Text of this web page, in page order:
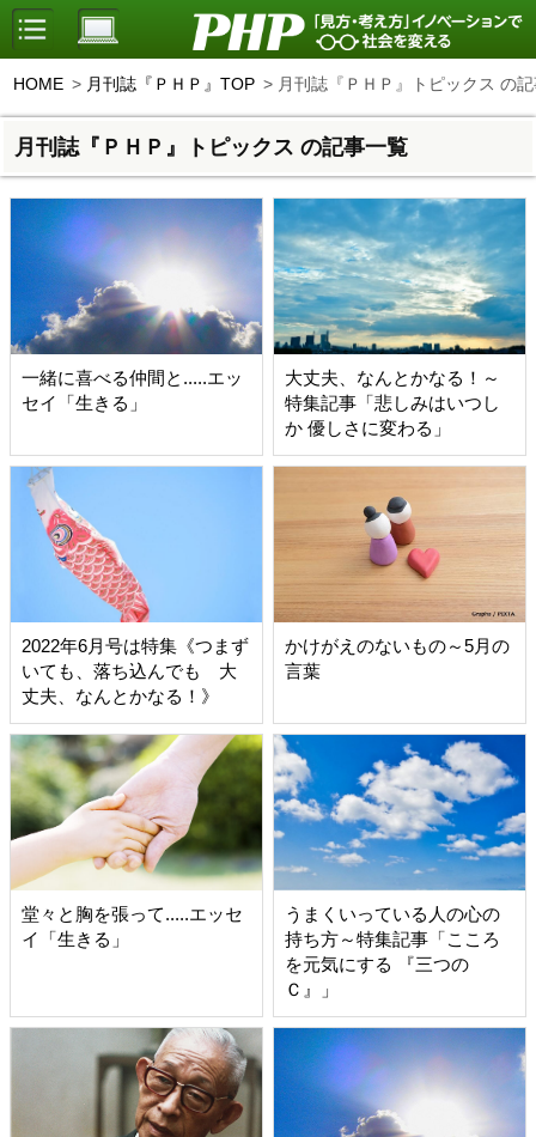
HOME 月刊誌『ＰＨＰ』TOP 月刊誌『ＰＨＰ』トピックス の
月刊誌『ＰＨＰ』トピックス の記事一覧
一緒に喜べる仲間と.....エッ
セイ「生きる」
大丈夫、なんとかなる！～
特集記事「悲しみはいつし
か 優しさに変わる」
2022年6月号は特集《つまず
いても、落ち込んでも 大
丈夫、なんとかなる！》
かけがえのないもの～5月の
言葉
堂々と胸を張って.....エッセ
イ「生きる」
うまくいっている人の心の
持ち方～特集記事「こころ
を元気にする 『三つの
Ｃ』」